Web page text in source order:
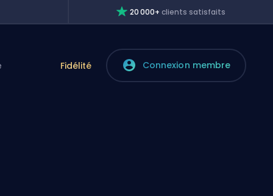
20 000+clients satisfaits
Fidélité Connexion membre